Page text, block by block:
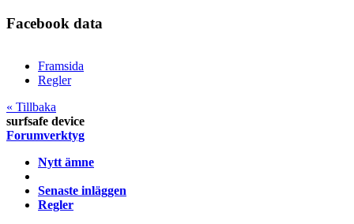
Facebook data
Framsida
Regler
« Tillbaka
surfsafe device
Forumverktyg
Nytt ämne
Senaste inläggen
Regler